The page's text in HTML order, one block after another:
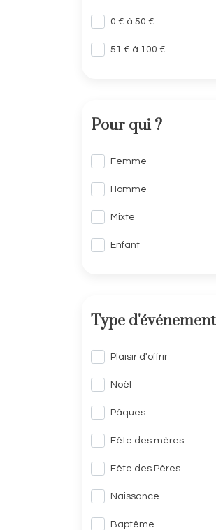
0 € à 50 €
51 € à 100 €
Pour qui ?
Femme
Homme
Mixte
Enfant
Type d'événement
Plaisir d'offrir
Noël
Pâques
Fête des mères
Fête des Pères
Naissance
Baptême